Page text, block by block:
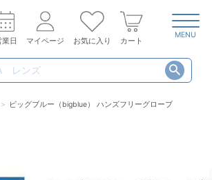
業日 マイページ お気に入り カート
MENU
ビッグブルー（bigblue） ハンズフリーグローブ